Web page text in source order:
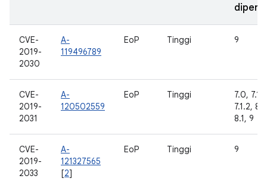
CVE-
2019-
2030
A-
119496789
EoP Tinggi 9
CVE-
2019-
2031
A-
120502559
EoP Tinggi
7.0, 7.1.1,
7.1.2,
8.1, 9
CVE-
2019-
2033
A-
121327565
[2]
EoP Tinggi 9